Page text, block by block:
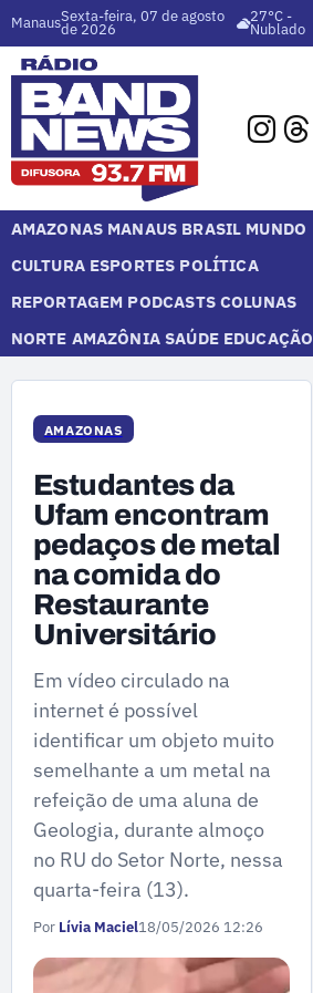
ManausSexta-feira, 07 de agosto
de 2026
27°C -
Nublado
AMAZONAS MANAUS BRASIL MUNDO
CULTURA ESPORTES POLÍTICA
REPORTAGEM PODCASTS COLUNAS
NORTE AMAZÔNIA SAÚDE EDUCAÇÃO
AMAZONAS
Estudantes da
Ufam encontram
pedaços de metal
na comida do
Restaurante
Universitário
Em vídeo circulado na
internet é possível
identificar um objeto muito
semelhante a um metal na
refeição de uma aluna de
Geologia, durante almoço
no RU do Setor Norte, nessa
quarta-feira (13).
Por Lívia Maciel18/05/2026 12:26